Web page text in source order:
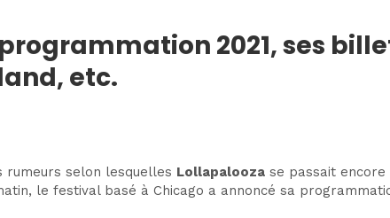
2021, ses
etc.
rumeurs selon lesquelles Lollapalooza se passait
le festival basé à Chicago a annoncé sa